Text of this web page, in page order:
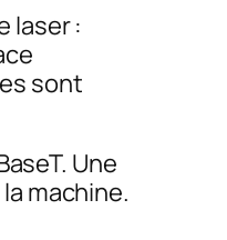
laser :
sont
Une
machine.